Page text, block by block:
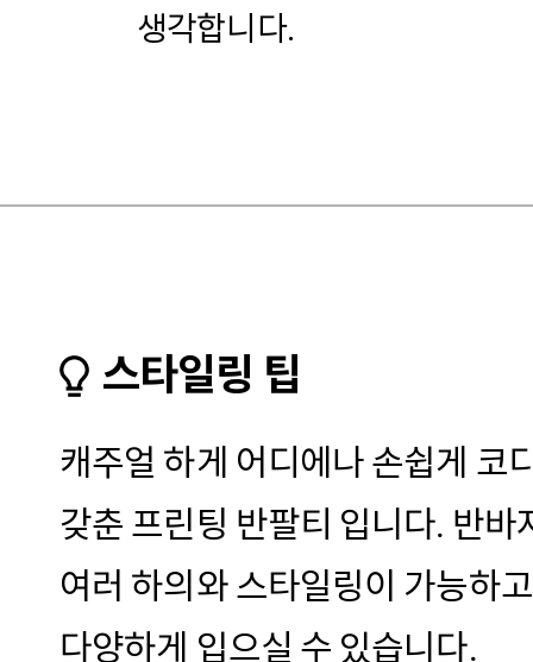
생각합니다.
스타일링 팁
캐주얼 하게 어디에나 손쉽게 코
갖춘 프린팅 반팔티 입니다. 반바
여러 하의와 스타일링이 가능하
다양하게 입으실 수 있습니다.